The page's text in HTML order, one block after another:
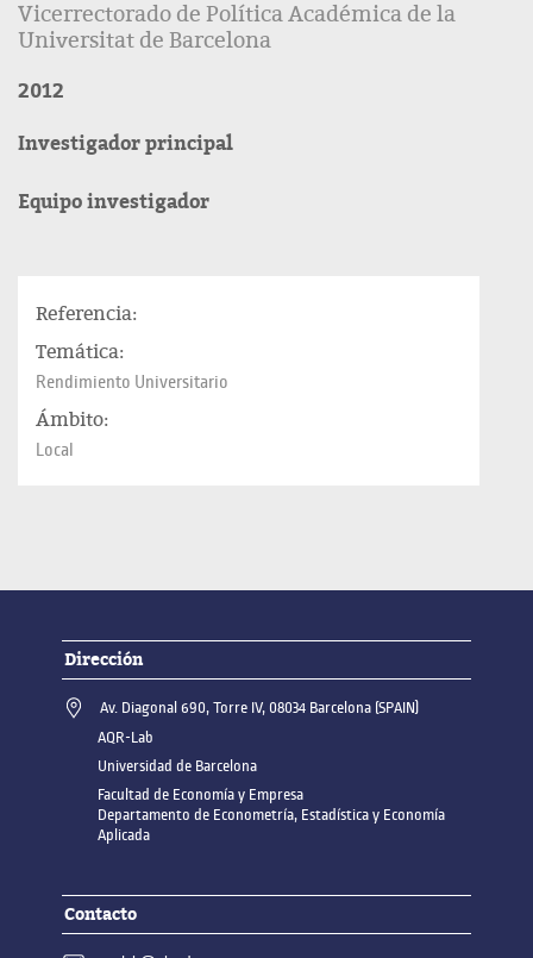
Vicerrectorado de Política Académica de la
Universitat de Barcelona
2012
Investigador principal
Equipo investigador
Referencia:
Temática:
Rendimiento Universitario
Ámbito:
Local
Dirección
Av. Diagonal 690, Torre IV, 08034 Barcelona (SPAIN)
AQR-Lab
Universidad de Barcelona
Facultad de Economía y Empresa
Departamento de Econometría, Estadística y Economía
Aplicada
Contacto